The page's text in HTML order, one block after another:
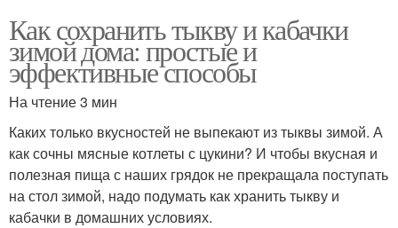
Как сохранить тыкву и кабачки
зимой дома: простые и
эффективные способы
На чтение 3 мин
Каких только вкусностей не выпекают из тыквы зимой. А
как сочны мясные котлеты с цукини? И чтобы вкусная и
полезная пища с наших грядок не прекращала поступать
на стол зимой, надо подумать как хранить тыкву и
кабачки в домашних условиях.